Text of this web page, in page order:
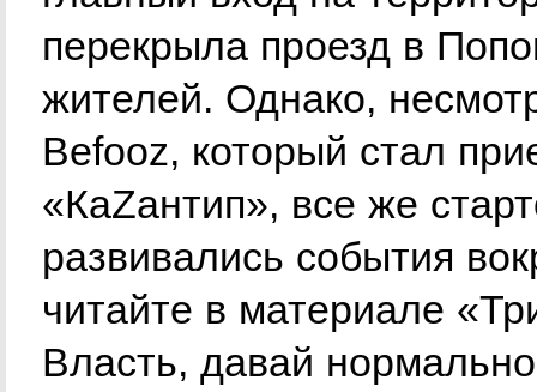
перекрыла проезд в
жителей. Однако,
Befooz, который стал
«КаZантип», все же
развивались события
читайте в материале
Власть, давай